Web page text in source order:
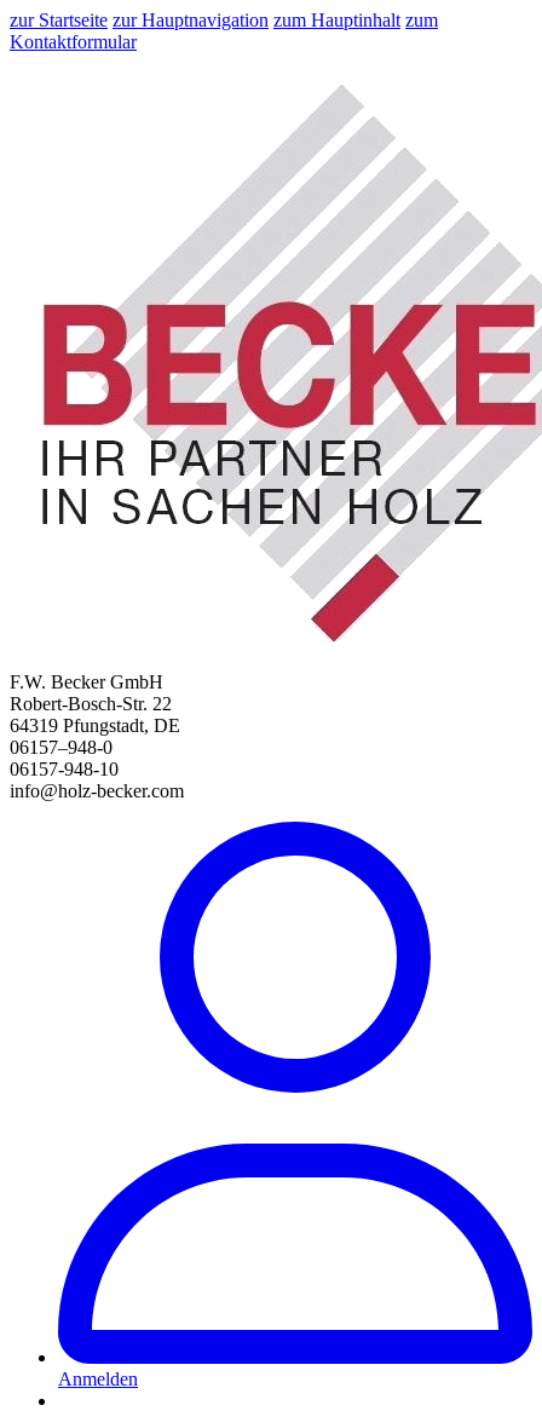
zur Startseite zur Hauptnavigation zum Hauptinhalt zum
Kontaktformular
F.W. Becker GmbH
Robert-Bosch-Str. 22
64319 Pfungstadt, DE
06157–948-0
06157-948-10
info@holz-becker.com
Anmelden